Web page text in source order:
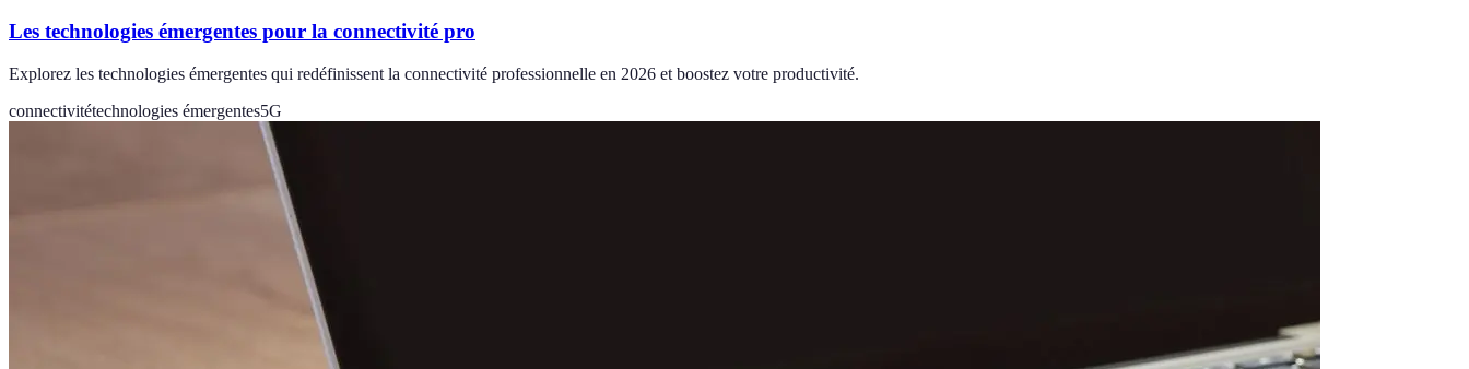
Les technologies émergentes pour la connectivité pro
Explorez les technologies émergentes qui redéfinissent la connectivité professionnelle en 2026 et boostez votre productivité.
connectivitétechnologies émergentes5G